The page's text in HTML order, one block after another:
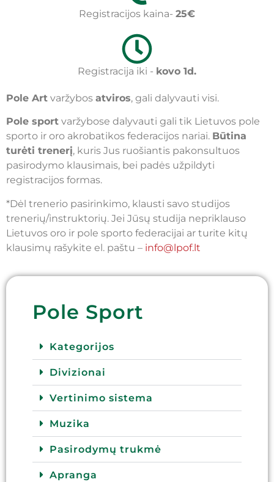
Registracijos kaina- 25€
Registracija iki - kovo 1d.
Pole Art varžybos atviros, gali dalyvauti visi.
Pole sport varžybose dalyvauti gali tik Lietuvos pole
sporto ir oro akrobatikos federacijos nariai. Būtina
turėti trenerį, kuris Jus ruošiantis pakonsultuos
pasirodymo klausimais, bei padės užpildyti
registracijos formas.
*Dėl trenerio pasirinkimo, klausti savo studijos
trenerių/instruktorių. Jei Jūsų studija nepriklauso
Lietuvos oro ir pole sporto federacijai ar turite kitų
klausimų rašykite el. paštu – info@lpof.lt
Pole Sport
Kategorijos
Divizionai
Vertinimo sistema
Muzika
Pasirodymų trukmė
Apranga